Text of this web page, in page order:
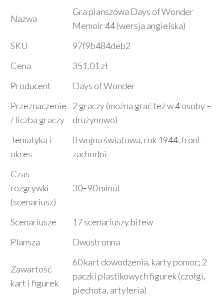
Nazwa
Gra planszowa Days of Wonder
Memoir 44 (wersja angielska)
SKU
97f9b484deb2
Cena
351.01 zł
Producent
Days of Wonder
Przeznaczenie
/ liczba graczy
2 graczy (można grać też w 4 osoby –
drużynowo)
Tematyka i
okres
II wojna światowa, rok 1944, front
zachodni
Czas
rozgrywki
(scenariusz)
30–90 minut
Scenariusze
17 scenariuszy bitew
Plansza
Dwustronna
Zawartość
kart i figurek
60 kart dowodzenia, karty pomoc; 2
paczki plastikowych figurek (czołgi,
piechota, artyleria)